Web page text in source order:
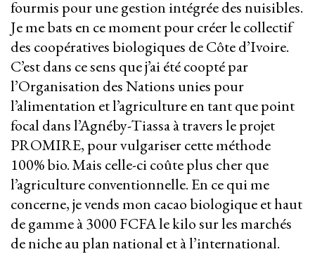
fourmis pour une gestion intégrée des nuisibles.
Je me bats en ce moment pour créer le collectif
des coopératives biologiques de Côte d’Ivoire.
C’est dans ce sens que j’ai été coopté par
l’Organisation des Nations unies pour
l’alimentation et l’agriculture en tant que point
focal dans l’Agnéby-Tiassa à travers le projet
PROMIRE, pour vulgariser cette méthode
100% bio. Mais celle-ci coûte plus cher que
l’agriculture conventionnelle. En ce qui me
concerne, je vends mon cacao biologique et haut
de gamme à 3000 FCFA le kilo sur les marchés
de niche au plan national et à l’international.